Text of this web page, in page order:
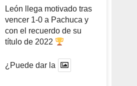
León llega motivado tras
vencer 1-0 a Pachuca y
con el recuerdo de su
título de 2022
¿Puede dar la